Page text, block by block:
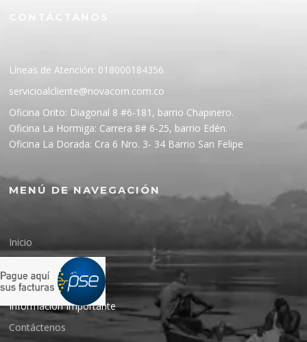
Líneas de Atención: 018000184356
servicioalcliente@novacom.com.co
Oficina Orito: Diagonal 8 #6-181, barrio Chapinero.
Oficina La Hormiga: Carrera 8# 6-25, barrio Edén.
Oficina La Dorada: Cra 6 Nro. 3- 34 Barrio San Felipe
MENÚ DE NAVEGACIÓN
Inicio
Nuestra Empresa
Planes
Información Importante
Contáctenos